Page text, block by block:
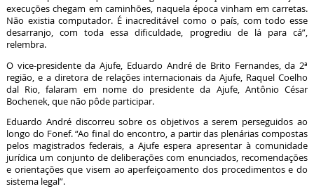
execuções chegam em caminhões, naquela época vinham em carretas.
Não existia computador. É inacreditável como o país, com todo esse
desarranjo, com toda essa dificuldade, progrediu de lá para cá”,
relembra.
O vice-presidente da Ajufe, Eduardo André de Brito Fernandes, da 2ª
região, e a diretora de relações internacionais da Ajufe, Raquel Coelho
dal Rio, falaram em nome do presidente da Ajufe, Antônio César
Bochenek, que não pôde participar.
Eduardo André discorreu sobre os objetivos a serem perseguidos ao
longo do Fonef. “Ao final do encontro, a partir das plenárias compostas
pelos magistrados federais, a Ajufe espera apresentar à comunidade
jurídica um conjunto de deliberações com enunciados, recomendações
e orientações que visem ao aperfeiçoamento dos procedimentos e do
sistema legal”.